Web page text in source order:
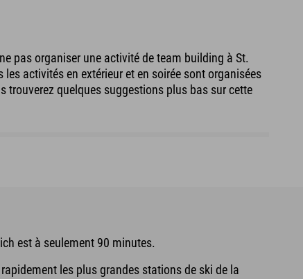
pas organiser une activité de team building à St.
activités en extérieur et en soirée sont organisées
quelques suggestions plus bas sur cette
est à seulement 90 minutes.
les plus grandes stations de ski de la